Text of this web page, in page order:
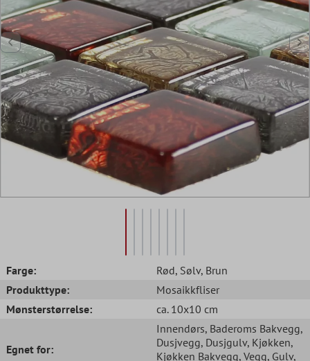
Farge: Rød, Sølv, Brun
Produkttype:
Mosaikkfliser
Mønsterstørrelse:
ca. 10x10 cm
Egnet for:
Innendørs, Baderoms Bakvegg,
Dusjvegg, Dusjgulv, Kjøkken,
Kjøkken Bakvegg, Vegg, Gulv,